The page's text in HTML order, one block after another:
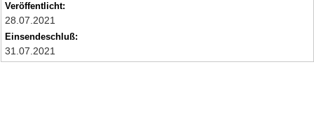
Veröffentlicht:
28.07.2021
Einsendeschluß:
31.07.2021